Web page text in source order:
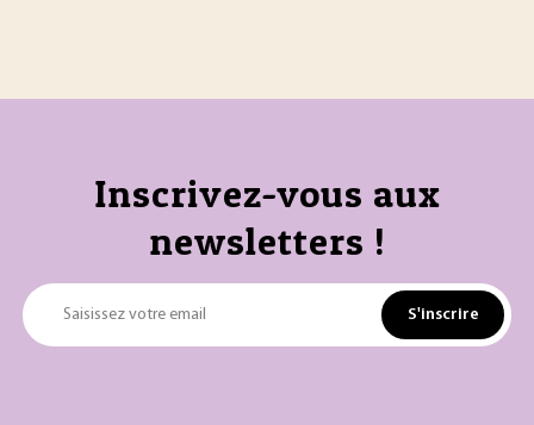
Inscrivez-vous aux
newsletters !
Saisissez votre email S'inscrire